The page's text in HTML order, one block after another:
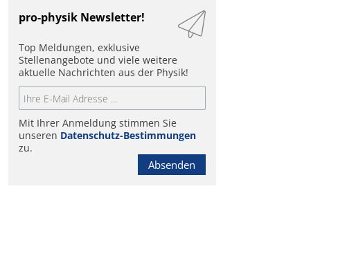
pro-physik Newsletter!
Top Meldungen, exklusive
Stellenangebote und viele weitere
aktuelle Nachrichten aus der Physik!
Mit Ihrer Anmeldung stimmen Sie
unseren Datenschutz-Bestimmungen
zu.
Absenden